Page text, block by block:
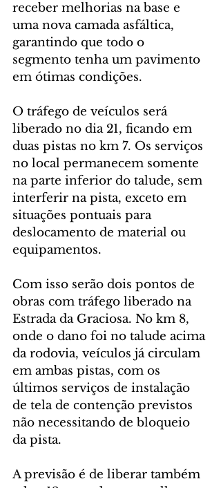
receber melhorias na base e
uma nova camada asfáltica,
garantindo que todo o
segmento tenha um pavimento
em ótimas condições.
O tráfego de veículos será
liberado no dia 21, ficando em
duas pistas no km 7. Os serviços
no local permanecem somente
na parte inferior do talude, sem
interferir na pista, exceto em
situações pontuais para
deslocamento de material ou
equipamentos.
Com isso serão dois pontos de
obras com tráfego liberado na
Estrada da Graciosa. No km 8,
onde o dano foi no talude acima
da rodovia, veículos já circulam
em ambas pistas, com os
últimos serviços de instalação
de tela de contenção previstos
não necessitando de bloqueio
da pista.
A previsão é de liberar também